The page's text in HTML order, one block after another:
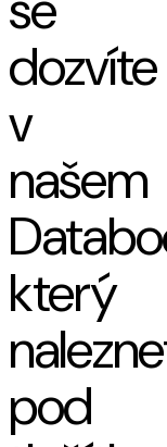
dozvíte
v
našem
který
pod